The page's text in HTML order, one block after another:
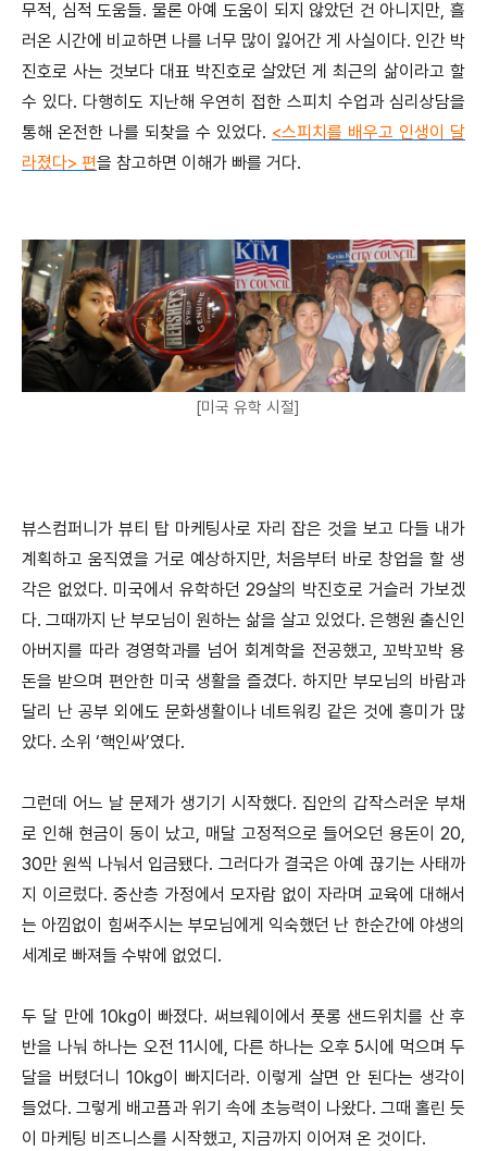
무적, 심적 도움들. 물론 아예 도움이 되지 않았던 건 아니지만, 흘
러온 시간에 비교하면 나를 너무 많이 잃어간 게 사실이다. 인간 박
진호로 사는 것보다 대표 박진호로 살았던 게 최근의 삶이라고 할
수 있다. 다행히도 지난해 우연히 접한 스피치 수업과 심리상담을
통해 온전한 나를 되찾을 수 있었다. <스피치를 배우고 인생이 달
라졌다> 편을 참고하면 이해가 빠를 거다.
[미국 유학 시절]
뷰스컴퍼니가 뷰티 탑 마케팅사로 자리 잡은 것을 보고 다들 내가
계획하고 움직였을 거로 예상하지만, 처음부터 바로 창업을 할 생
각은 없었다. 미국에서 유학하던 29살의 박진호로 거슬러 가보겠
다. 그때까지 난 부모님이 원하는 삶을 살고 있었다. 은행원 출신인
아버지를 따라 경영학과를 넘어 회계학을 전공했고, 꼬박꼬박 용
돈을 받으며 편안한 미국 생활을 즐겼다. 하지만 부모님의 바람과
달리 난 공부 외에도 문화생활이나 네트워킹 같은 것에 흥미가 많
았다. 소위 ‘핵인싸’였다.
그런데 어느 날 문제가 생기기 시작했다. 집안의 갑작스러운 부채
로 인해 현금이 동이 났고, 매달 고정적으로 들어오던 용돈이 20,
30만 원씩 나눠서 입금됐다. 그러다가 결국은 아예 끊기는 사태까
지 이르렀다. 중산층 가정에서 모자람 없이 자라며 교육에 대해서
는 아낌없이 힘써주시는 부모님에게 익숙했던 난 한순간에 야생의
세계로 빠져들 수밖에 없었디.
두 달 만에 10kg이 빠졌다. 써브웨이에서 풋롱 샌드위치를 산 후
반을 나눠 하나는 오전 11시에, 다른 하나는 오후 5시에 먹으며 두
달을 버텼더니 10kg이 빠지더라. 이렇게 살면 안 된다는 생각이
들었다. 그렇게 배고픔과 위기 속에 초능력이 나왔다. 그때 홀린 듯
이 마케팅 비즈니스를 시작했고, 지금까지 이어져 온 것이다.